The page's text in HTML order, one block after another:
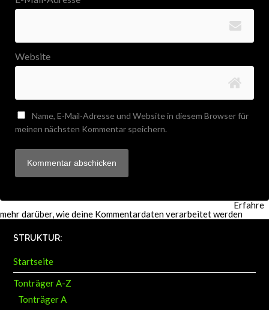
Website
Name, E-Mail-Adresse und Website in diesem Browser für
meinen nächsten Kommentar speichern.
Diese Website verwendet Akismet, um Spam zu reduzieren.Erfahre
mehr darüber, wie deine Kommentardaten verarbeitet werden.
STRUKTUR:
Startseite
Tonträger A-Z
Tonträger A